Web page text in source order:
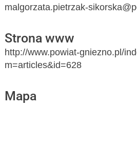
malgorzata.pietrzak-
Strona www
http://www.powiat-gniezno.pl/
m=articles&id=628
Mapa